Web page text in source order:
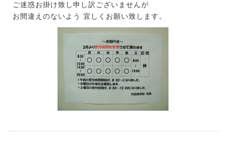
ご迷惑お掛け致し申し訳ございませんが
お間違えのないよう 宜しくお願い致します。